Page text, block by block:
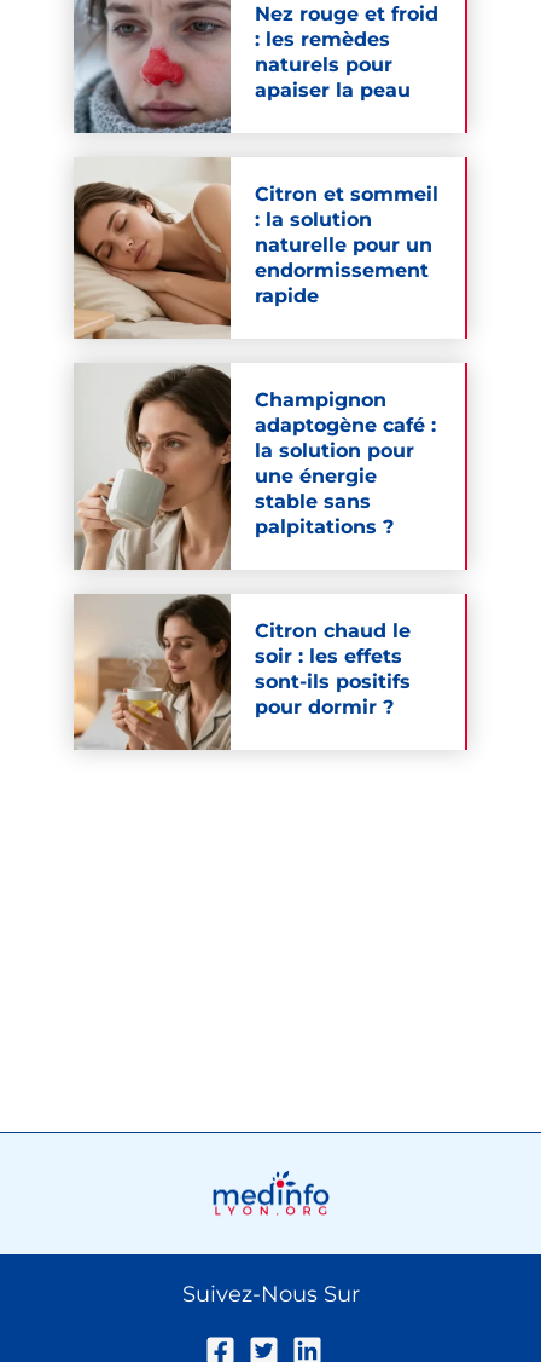
Nez rouge et froid
: les remèdes
naturels pour
apaiser la peau
Citron et sommeil
: la solution
naturelle pour un
endormissement
rapide
Champignon
adaptogène café :
la solution pour
une énergie
stable sans
palpitations ?
Citron chaud le
soir : les effets
sont-ils positifs
pour dormir ?
Suivez-Nous Sur